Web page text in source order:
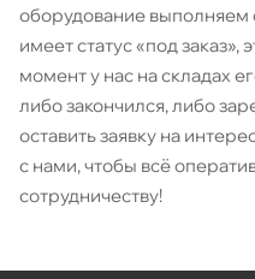
оборудование выполняем
имеет статус «под заказ»,
момент у нас на складах
либо закончился, либо
оставить заявку на
с нами, чтобы всё
сотрудничеству!